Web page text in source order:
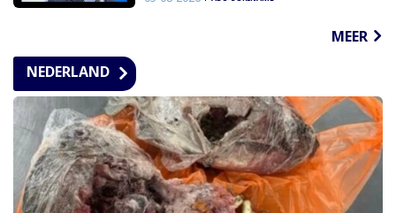
MEER
NEDERLAND